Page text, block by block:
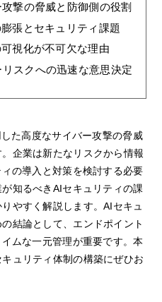
撃の脅威と防御側の役割
張とセキュリティ課題
視化が不可欠な理由
スクへの迅速な意思決定
た高度なサイバー攻撃の脅威
企業は新たなリスクから情報
の導入と対策を検討する必要
知るべきAIセキュリティの課
やすく解説します。AIセキュ
結論として、エンドポイント
ムな一元管理が重要です。本
ュリティ体制の構築にぜひお